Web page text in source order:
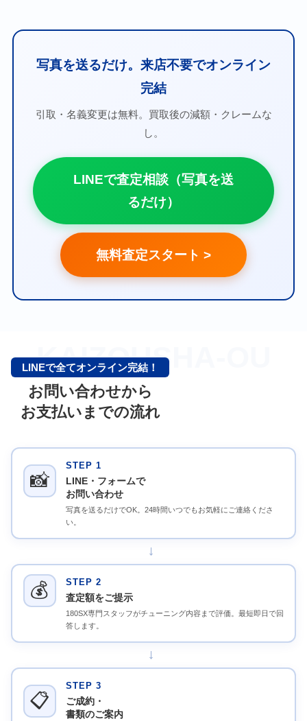
写真を送るだけ。来店不要でオンライン
完結
引取・名義変更は無料。買取後の減額・クレームな
し。
LINEで査定相談（写真を送
るだけ）
無料査定スタート >
KAIZOUSHA-OU
LINEで全てオンライン完結！
お問い合わせから
お支払いまでの流れ
📸
STEP 1
LINE・フォームで
お問い合わせ
写真を送るだけでOK。24時間いつでもお気軽にご連絡くださ
い。
→
💰 STEP 2
査定額をご提示
180SX専門スタッフがチューニング内容まで評価。最短即日で回
答します。
→
📋
STEP 3
ご成約・
書類のご案内